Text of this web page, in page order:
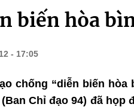
biến hòa
- 17:05
chống “diễn biến
Chỉ đạo 94) đã họp